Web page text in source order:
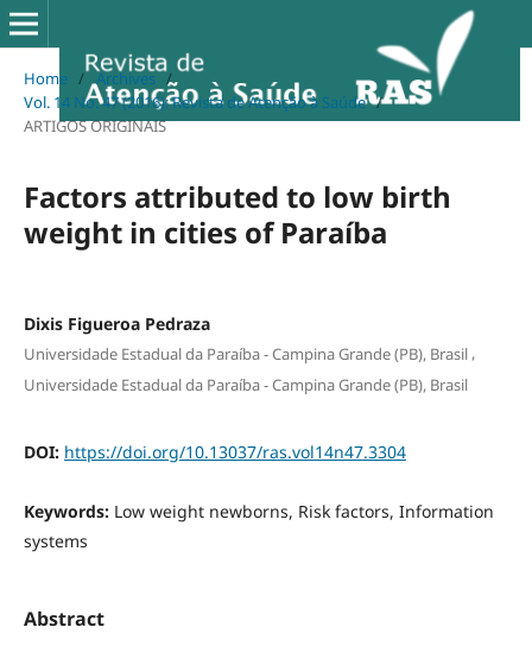
Home / Archives /
Vol. 14 No. 47 (2016): Revista de Atenção à Saúde /
ARTIGOS ORIGINAIS
Factors attributed to low birth
weight in cities of Paraíba
Dixis Figueroa Pedraza
Universidade Estadual da Paraíba - Campina Grande (PB), Brasil,
Universidade Estadual da Paraíba - Campina Grande (PB), Brasil
DOI: https://doi.org/10.13037/ras.vol14n47.3304
Keywords: Low weight newborns, Risk factors, Information
systems
Abstract